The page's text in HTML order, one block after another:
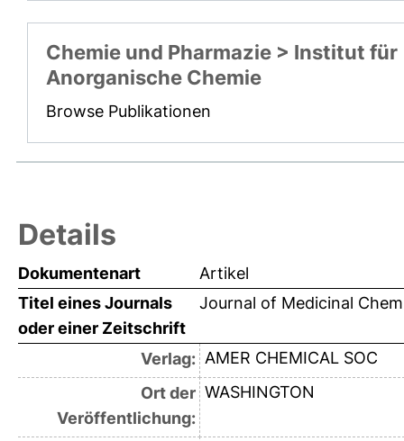
Chemie und Pharmazie > Institut für
Anorganische Chemie
Browse Publikationen
Details
Dokumentenart
Artikel
Titel eines Journals
oder einer Zeitschrift
Journal of Medicinal
Verlag: AMER CHEMICAL SOC
Ort der
Veröffentlichung:
WASHINGTON